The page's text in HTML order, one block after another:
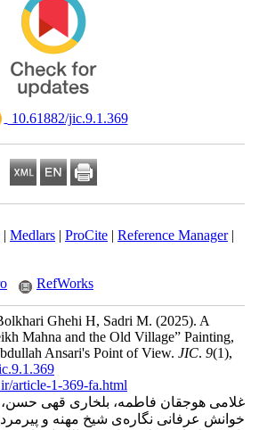
‎ 10.61882/jic.9.1.369
EndNote| Medlars| ProCite|Reference
Zotero RefWorks
F, Bolkhari Ghehi H, Sadri M.(2025).
of Sheikh Mahna and the Old Village”
from Abdullah Ansari's Point of View.JIC
jic.9.1.369
article-1-369-fa.html
فاطمه، بلخاری قهی حسن، صدری
نگاره‌ی شیخ مهنه و پیرمرد روستایی